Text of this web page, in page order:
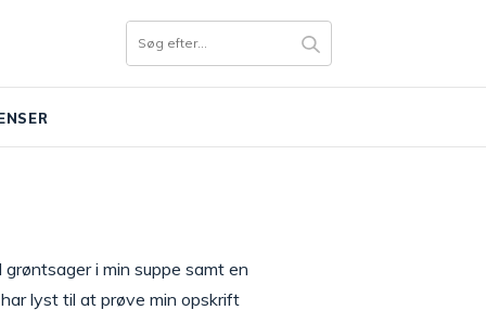
i min suppe samt en
lyst til at prøve min opskrift